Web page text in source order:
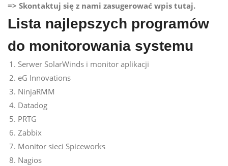
=> Skontaktuj się z nami zasugerować wpis tutaj.
Lista najlepszych programów
do monitorowania systemu
Serwer SolarWinds i monitor aplikacji
eG Innovations
NinjaRMM
Datadog
PRTG
Zabbix
Monitor sieci Spiceworks
Nagios